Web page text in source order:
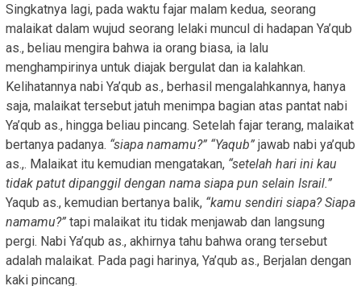
Singkatnya lagi, pada waktu fajar malam kedua, seorang
malaikat dalam wujud seorang lelaki muncul di hadapan Ya’qub
as., beliau mengira bahwa ia orang biasa, ia lalu
menghampirinya untuk diajak bergulat dan ia kalahkan.
Kelihatannya nabi Ya’qub as., berhasil mengalahkannya, hanya
saja, malaikat tersebut jatuh menimpa bagian atas pantat nabi
Ya’qub as., hingga beliau pincang. Setelah fajar terang, malaikat
bertanya padanya. “siapa namamu?” “Yaqub” jawab nabi ya’qub
as.,. Malaikat itu kemudian mengatakan, “setelah hari ini kau
tidak patut dipanggil dengan nama siapa pun selain Israil.”
Yaqub as., kemudian bertanya balik, “kamu sendiri siapa? Siapa
namamu?” tapi malaikat itu tidak menjawab dan langsung
pergi. Nabi Ya’qub as., akhirnya tahu bahwa orang tersebut
adalah malaikat. Pada pagi harinya, Ya’qub as., Berjalan dengan
kaki pincang.